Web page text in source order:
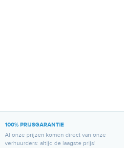
100% PRIJSGARANTIE
Al onze prijzen komen direct van onze
verhuurders: altijd de laagste prijs!